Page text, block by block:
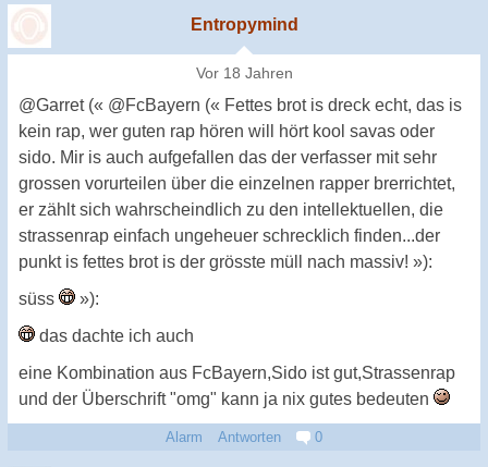
Entropymind
Vor 18 Jahren
@Garret (« @FcBayern (« Fettes brot is dreck echt, das is
kein rap, wer guten rap hören will hört kool savas oder
sido. Mir is auch aufgefallen das der verfasser mit sehr
grossen vorurteilen über die einzelnen rapper brerrichtet,
er zählt sich wahrscheindlich zu den intellektuellen, die
strassenrap einfach ungeheuer schrecklich finden...der
punkt is fettes brot is der grösste müll nach massiv! »):
süss
»):
das dachte ich auch
eine Kombination aus FcBayern,Sido ist gut,Strassenrap
und der Überschrift "omg" kann ja nix gutes bedeuten
Alarm Antworten 0